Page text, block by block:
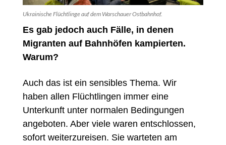
Ukrainische Flüchtlinge auf dem Warschauer Ostbahnhof.
Es gab jedoch auch Fälle, in denen
Migranten auf Bahnhöfen kampierten.
Warum?
Auch das ist ein sensibles Thema. Wir
haben allen Flüchtlingen immer eine
Unterkunft unter normalen Bedingungen
angeboten. Aber viele waren entschlossen,
sofort weiterzureisen. Sie warteten am